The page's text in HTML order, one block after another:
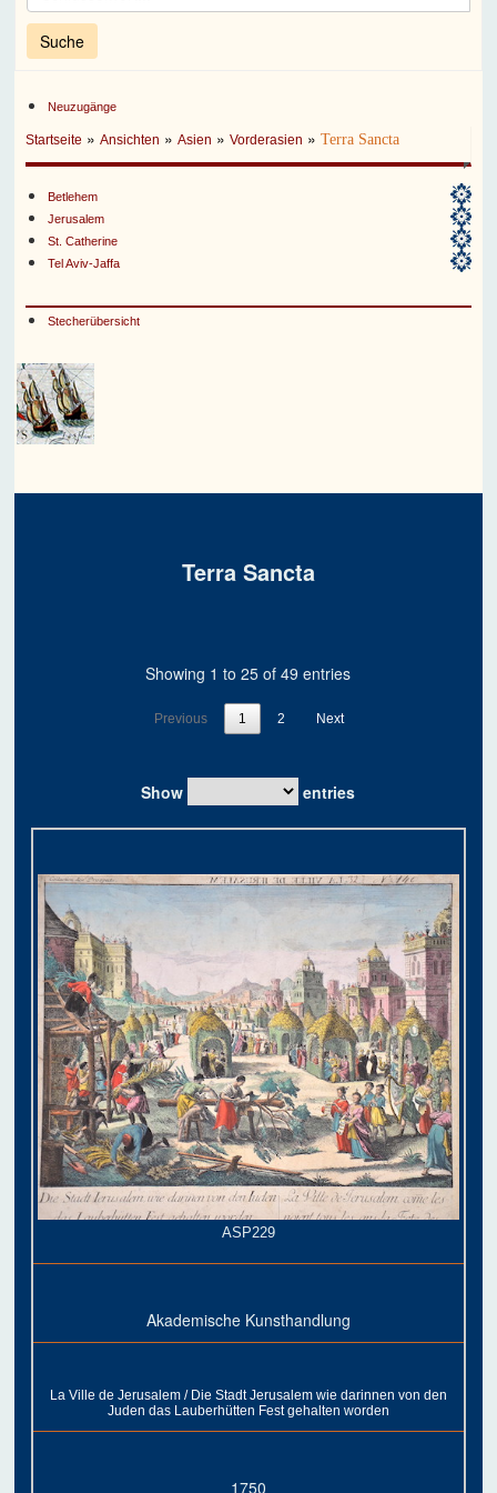
Neuzugänge
Startseite »Ansichten »Asien »Vorderasien »Terra Sancta
Betlehem
Jerusalem
St. Catherine
Tel Aviv-Jaffa
Stecherübersicht
Terra Sancta
Show entries
Showing 1 to 25 of 49 entries
Previous 1 2 Next
ASP229
Akademische Kunsthandlung
La Ville de Jerusalem / Die Stadt Jerusalem wie darinnen von den
Juden das Lauberhütten Fest gehalten worden
1750